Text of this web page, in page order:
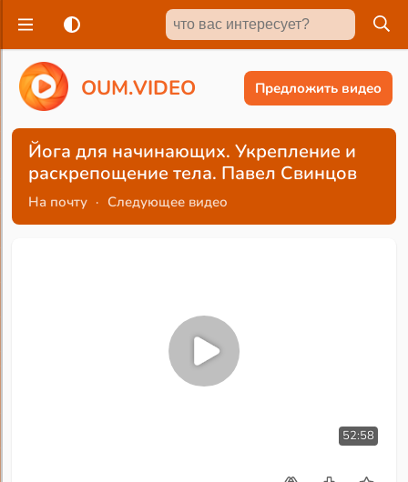
OUM.VIDEO Предложить видео
Йога для начинающих. Укрепление и
раскрепощение тела. Павел Свинцов
На почту · Следующее видео
52:58